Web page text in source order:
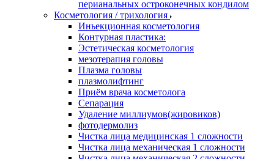
перианальных остроконечных кондилом
Косметология / трихология
Иньекционная косметология
Контурная пластика:
Эстетическая косметология
мезотерапия головы
Плазма головы
плазмолифтинг
Приём врача косметолога
Сепарация
Удаление миллиумов(жировиков)
фотодермолиз
Чистка лица медицинская 1 сложности
Чистка лица механическая 1 сложности